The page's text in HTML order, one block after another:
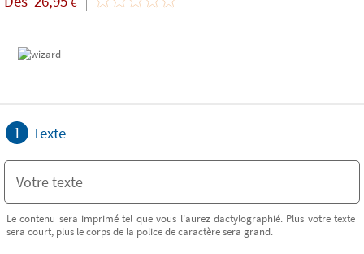
1 Texte
Le contenu sera imprimé tel que vous l'aurez dactylographié. Plus votre texte
sera court, plus le corps de la police de caractère sera grand.